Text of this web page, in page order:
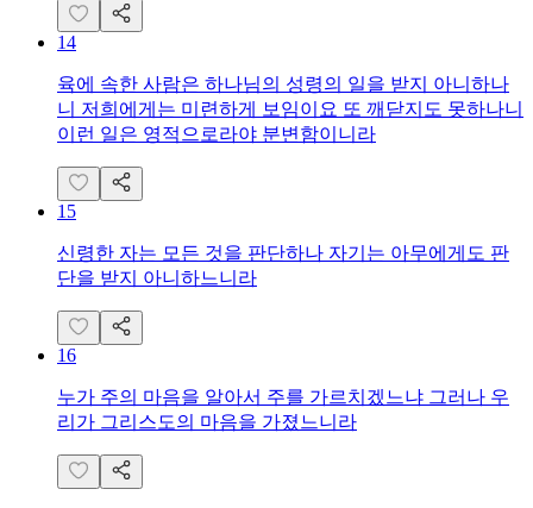
14
육에 속한 사람은 하나님의 성령의 일을 받지 아니하나
니 저희에게는 미련하게 보임이요 또 깨닫지도 못하나니
이런 일은 영적으로라야 분변함이니라
15
신령한 자는 모든 것을 판단하나 자기는 아무에게도 판
단을 받지 아니하느니라
16
누가 주의 마음을 알아서 주를 가르치겠느냐 그러나 우
리가 그리스도의 마음을 가졌느니라